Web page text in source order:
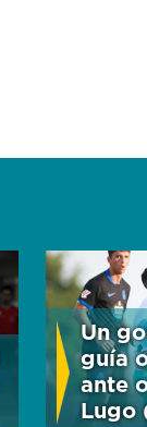
Un
guía
ante
Lugo